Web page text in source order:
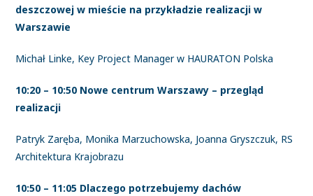
deszczowej w mieście na przykładzie realizacji w
Warszawie
Michał Linke, Key Project Manager w HAURATON Polska
10:20 – 10:50 Nowe centrum Warszawy – przegląd
realizacji
Patryk Zaręba, Monika Marzuchowska, Joanna Gryszczuk, RS
Architektura Krajobrazu
10:50 – 11:05 Dlaczego potrzebujemy dachów